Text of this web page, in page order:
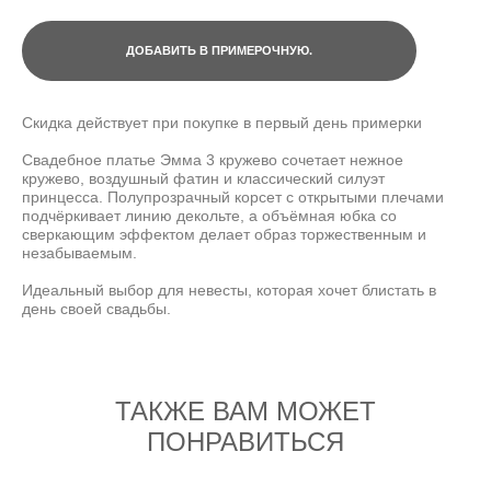
ДОБАВИТЬ В ПРИМЕРОЧНУЮ.
Скидка действует при покупке в первый день примерки
Свадебное платье Эмма 3 кружево сочетает нежное
кружево, воздушный фатин и классический силуэт
принцесса. Полупрозрачный корсет с открытыми плечами
подчёркивает линию декольте, а объёмная юбка со
сверкающим эффектом делает образ торжественным и
незабываемым.
Идеальный выбор для невесты, которая хочет блистать в
день своей свадьбы.
ТАКЖЕ ВАМ МОЖЕТ
ПОНРАВИТЬСЯ